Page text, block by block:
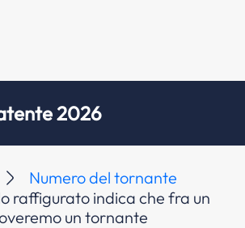
2026
Numero del tornante
raffigurato indica che fra un
un tornante